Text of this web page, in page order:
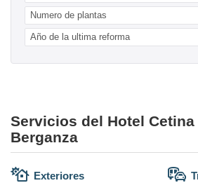
Numero de plantas
Año de la ultima reforma
Servicios del Hotel
Berganza
Exteriores